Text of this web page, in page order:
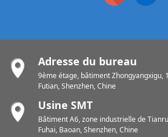
Adresse du bureau
9ème étage, bâtiment Zhongyangxigu,
Futian, Shenzhen, Chine
Usine SMT
Bâtiment A6, zone industrielle de
Fuhai, Baoan, Shenzhen, Chine